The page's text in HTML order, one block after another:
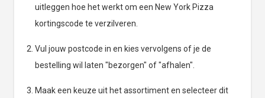
uitleggen hoe het werkt om een New York Pizza
kortingscode te verzilveren.
Vul jouw postcode in en kies vervolgens of je de
bestelling wil laten "bezorgen" of "afhalen".
Maak een keuze uit het assortiment en selecteer dit